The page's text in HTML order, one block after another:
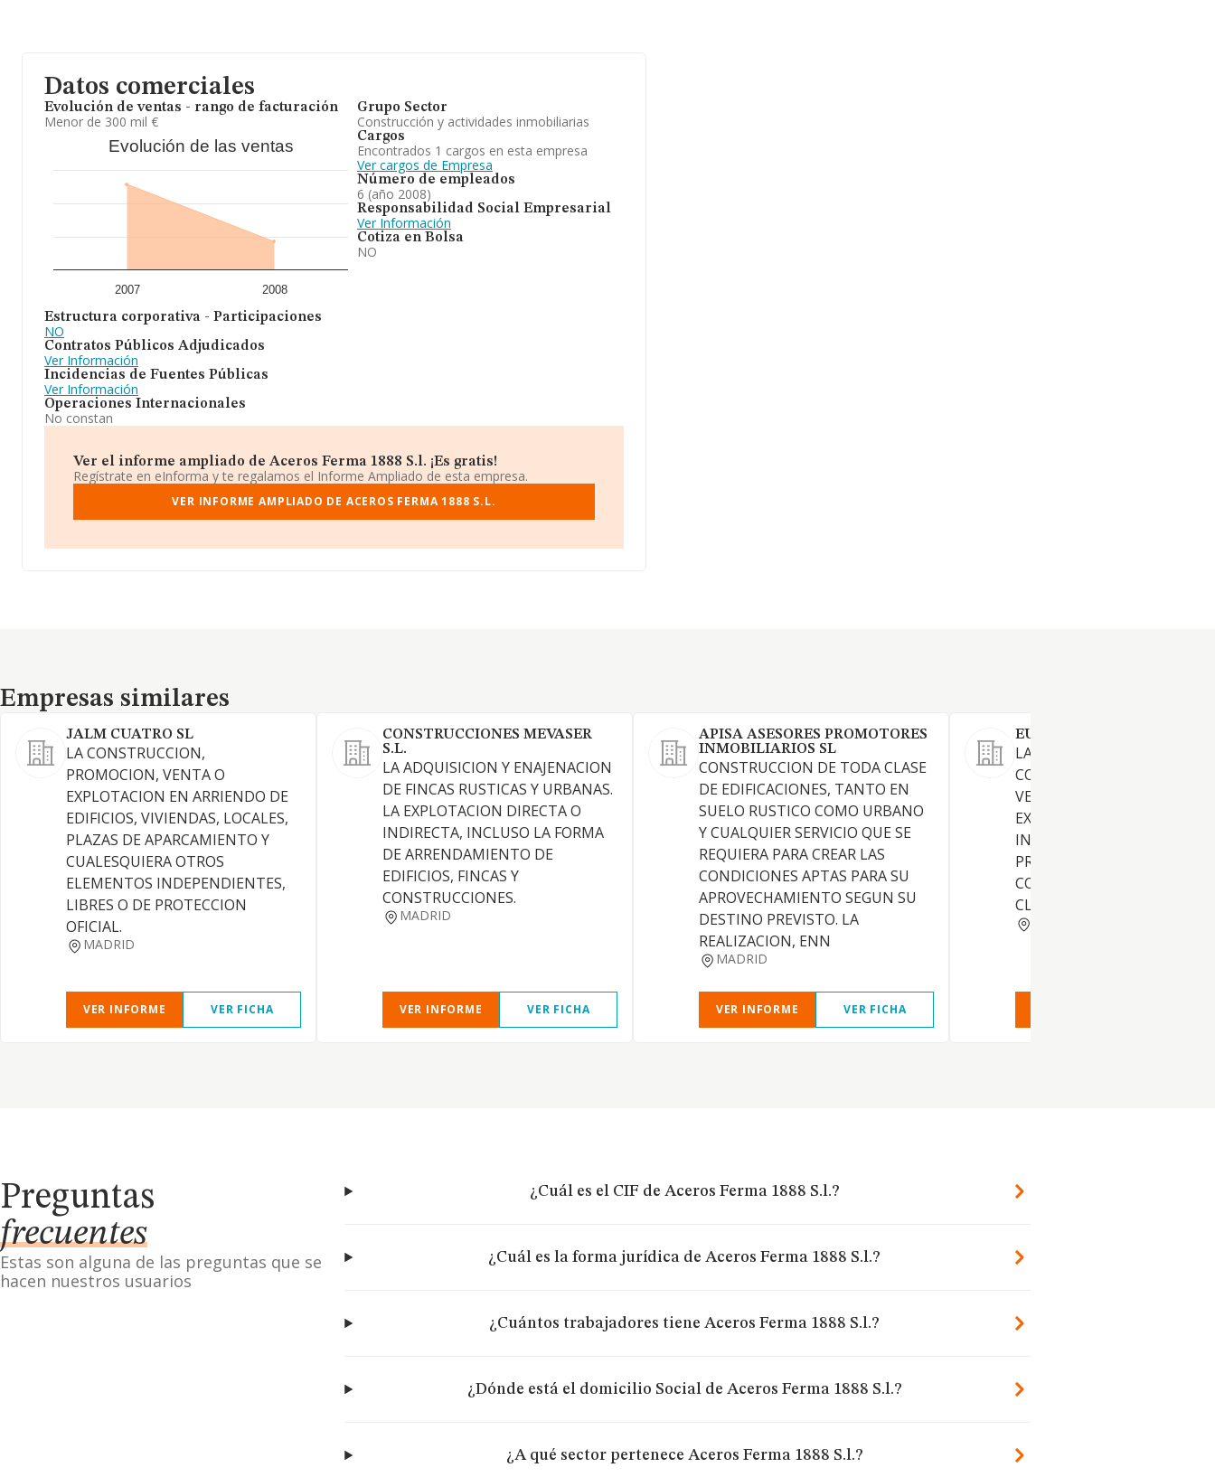
Datos comerciales
Evolución de ventas - rango de facturación
Menor de 300 mil €
Evolución de las ventas
2007 2008
Estructura corporativa - Participaciones
NO
Contratos Públicos Adjudicados
Ver Información
Incidencias de Fuentes Públicas
Ver Información
Operaciones Internacionales
No constan
Grupo Sector
Construcción y actividades inmobiliarias
Cargos
Encontrados 1 cargos en esta empresa
Ver cargos de Empresa
Número de empleados
6 (año 2008)
Responsabilidad Social Empresarial
Ver Información
Cotiza en Bolsa
NO
Ver el informe ampliado de Aceros Ferma 1888 S.l. ¡Es gratis!
Regístrate en eInforma y te regalamos el Informe Ampliado de esta empresa.
VER INFORME AMPLIADO DE ACEROS FERMA 1888 S.L.
Empresas similares
Empresas similares
JALM CUATRO SL
LA CONSTRUCCION,
PROMOCION, VENTA O
EXPLOTACION EN ARRIENDO DE
EDIFICIOS, VIVIENDAS, LOCALES,
PLAZAS DE APARCAMIENTO Y
CUALESQUIERA OTROS
ELEMENTOS INDEPENDIENTES,
LIBRES O DE PROTECCION
OFICIAL.
MADRID
VER INFORME VER FICHA
CONSTRUCCIONES MEVASER
S.L.
LA ADQUISICION Y ENAJENACION
DE FINCAS RUSTICAS Y URBANAS.
LA EXPLOTACION DIRECTA O
INDIRECTA, INCLUSO LA FORMA
DE ARRENDAMIENTO DE
EDIFICIOS, FINCAS Y
CONSTRUCCIONES.
MADRID
VER INFORME VER FICHA
APISA ASESORES PROMOTORES
INMOBILIARIOS SL
CONSTRUCCION DE TODA CLASE
DE EDIFICACIONES, TANTO EN
SUELO RUSTICO COMO URBANO
Y CUALQUIER SERVICIO QUE SE
REQUIERA PARA CREAR LAS
CONDICIONES APTAS PARA SU
APROVECHAMIENTO SEGUN SU
DESTINO PREVISTO. LA
REALIZACION, ENN
MADRID
VER INFORME VER FICHA
EUROSESEÑA SL
LA PROMOCION,
CONSTRUCCION, COMPRA,
VENTA, ARRENDAMIENTO Y
EXPLOTACION DE TODA
INMUEBLES, LA
PROYECTOS DE OBRAS Y
CONSTRUCCIONES DE TODA
CLASE
Preguntas
frecuentes
Estas son alguna de las preguntas que se
hacen nuestros usuarios
¿Cuál es el CIF de Aceros Ferma 1888 S.l.?
¿Cuál es la forma jurídica de Aceros Ferma 1888 S.l.?
¿Cuántos trabajadores tiene Aceros Ferma 1888 S.l.?
¿Dónde está el domicilio Social de Aceros Ferma 1888 S.l.?
¿A qué sector pertenece Aceros Ferma 1888 S.l.?